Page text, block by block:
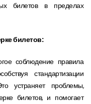
билетов в пределах
билетов:
соблюдение правила
стандартизации
устраняет проблемы,
билетов, и помогает